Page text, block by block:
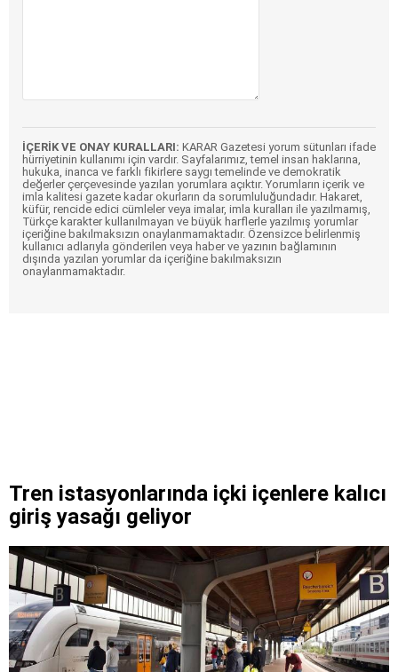
İÇERİK VE ONAY KURALLARI: KARAR Gazetesi yorum sütunları ifade
hürriyetinin kullanımı için vardır. Sayfalarımız, temel insan haklarına,
hukuka, inanca ve farklı fikirlere saygı temelinde ve demokratik
değerler çerçevesinde yazılan yorumlara açıktır. Yorumların içerik ve
imla kalitesi gazete kadar okurların da sorumluluğundadır. Hakaret,
küfür, rencide edici cümleler veya imalar, imla kuralları ile yazılmamış,
Türkçe karakter kullanılmayan ve büyük harflerle yazılmış yorumlar
içeriğine bakılmaksızın onaylanmamaktadır. Özensizce belirlenmiş
kullanıcı adlarıyla gönderilen veya haber ve yazının bağlamının
dışında yazılan yorumlar da içeriğine bakılmaksızın
onaylanmamaktadır.
Tren istasyonlarında içki içenlere kalıcı
giriş yasağı geliyor